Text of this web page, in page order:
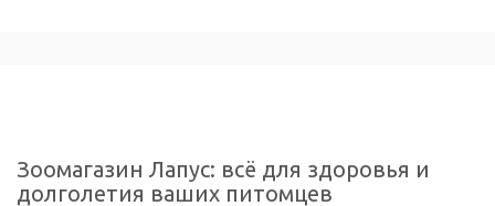
Зоомагазин Лапус: всё для здоровья и
долголетия ваших питомцев